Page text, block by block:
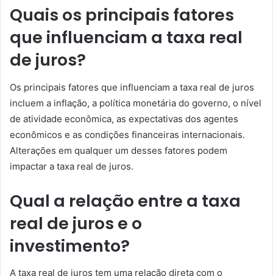
Quais os principais fatores
que influenciam a taxa real
de juros?
Os principais fatores que influenciam a taxa real de juros
incluem a inflação, a política monetária do governo, o nível
de atividade econômica, as expectativas dos agentes
econômicos e as condições financeiras internacionais.
Alterações em qualquer um desses fatores podem
impactar a taxa real de juros.
Qual a relação entre a taxa
real de juros e o
investimento?
A taxa real de juros tem uma relação direta com o